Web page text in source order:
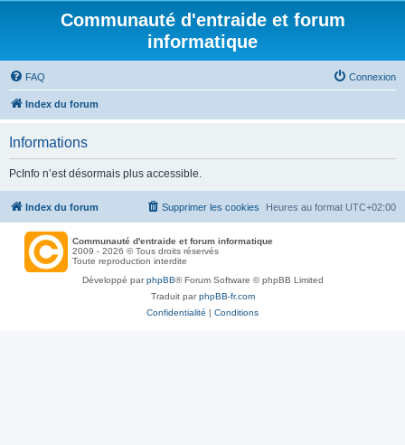
Communauté d'entraide et forum
informatique
FAQ Connexion
Index du forum
Informations
PcInfo n’est désormais plus accessible.
Index du forum Heures au format UTC+02:00
Supprimer les cookies
Communauté d'entraide et forum informatique
2009 - 2026 © Tous droits réservés
Toute reproduction interdite
Développé parphpBB® Forum Software © phpBB Limited
Traduit parphpBB-fr.com
Confidentialité | Conditions